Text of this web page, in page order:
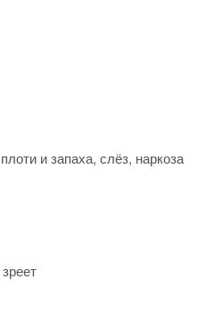
и запаха, слёз, наркоза